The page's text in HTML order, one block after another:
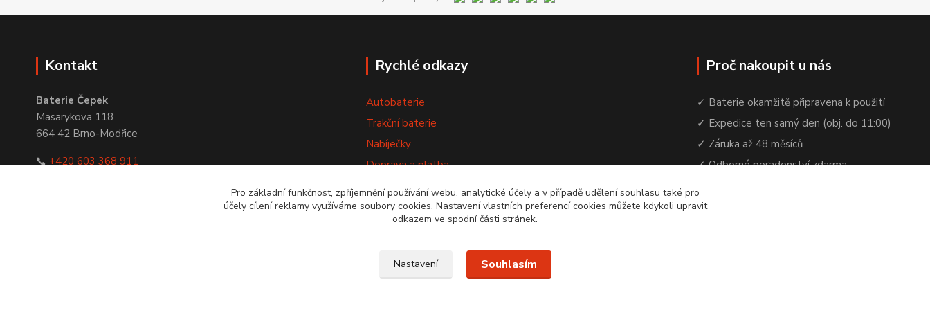
Kontakt
Baterie Čepek
Masarykova 118
664 42 Brno-Modřice
📞+420 603 368 911
Rychlé odkazy
Autobaterie
Trakční baterie
Nabíječky
Doprava a platba
Výměna baterie
Obchodní podmínky
Proč nakoupit u nás
✓ Baterie okamžitě připravena k použití
✓ Expedice ten samý den (obj. do 11:00)
✓ Záruka až 48 měsíců
✓ Odborné poradenství zdarma
✓ YouTube kanál s návody a testy baterií
Pro základní funkčnost, zpříjemnění používání webu, analytické účely a v případě udělení souhlasu také pro
účely cílení reklamy využíváme soubory cookies. Nastavení vlastních preferencí cookies můžete kdykoli upravit
odkazem ve spodní části stránek.
Nastavení Souhlasím